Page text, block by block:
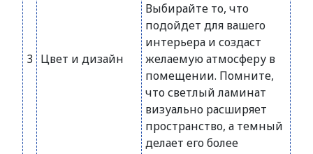
3 Цвет и дизайн
Выбирайте то, что
подойдет для вашего
интерьера и создаст
желаемую атмосферу в
помещении. Помните,
что светлый ламинат
визуально расширяет
пространство, а темный
делает его более